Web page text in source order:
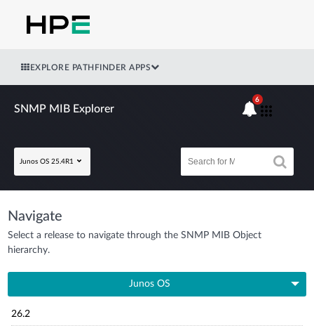
EXPLORE PATHFINDER APPS
SNMP MIB Explorer
Junos OS 25.4R1
6
Navigate
Select a release to navigate through the SNMP MIB Object
hierarchy.
Junos OS
26.2